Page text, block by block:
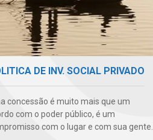
DE INV. SOCIAL PRIVADO
concessão é muito mais que um
com o poder público, é um
com o lugar e com sua gente.